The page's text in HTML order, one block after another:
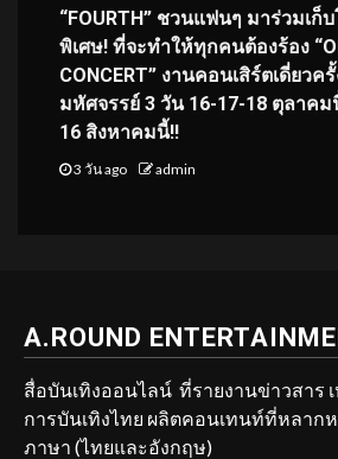
“FOURTH” ชวนแฟนๆ มาร่วมเก็
พิเศษ! ที่จะทำให้ทุกคนต้องร้อง
CONCERT” งานคอนเสิร์ตเดี่ยวค
มหัศจรรย์ 3 วัน 16-17-18 ตุลาค
16 สิงหาคมนี้!!
3 วัน ago admin
A.ROUND
สื่อบันเทิงออนไลน์ ที่รายงานข่าวสาร
การบันเทิงไทย ผลิตคอนเทนท์ที่หลาก
ภาษา (ไทยและอังกฤษ)